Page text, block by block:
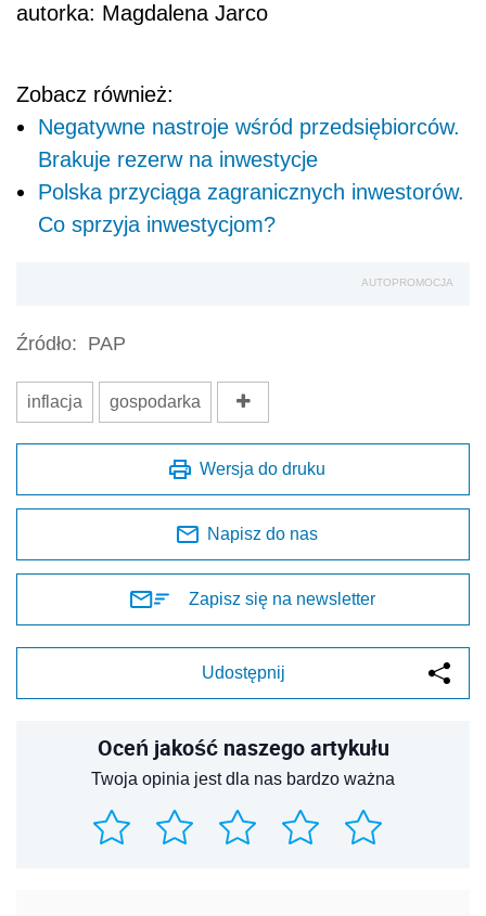
autorka: Magdalena Jarco
Zobacz również:
Negatywne nastroje wśród przedsiębiorców.
Brakuje rezerw na inwestycje
Polska przyciąga zagranicznych inwestorów.
Co sprzyja inwestycjom?
AUTOPROMOCJA
Źródło: PAP
inflacja gospodarka
Wersja do druku
Napisz do nas
Zapisz się na newsletter
Udostępnij
Oceń jakość naszego artykułu
Twoja opinia jest dla nas bardzo ważna